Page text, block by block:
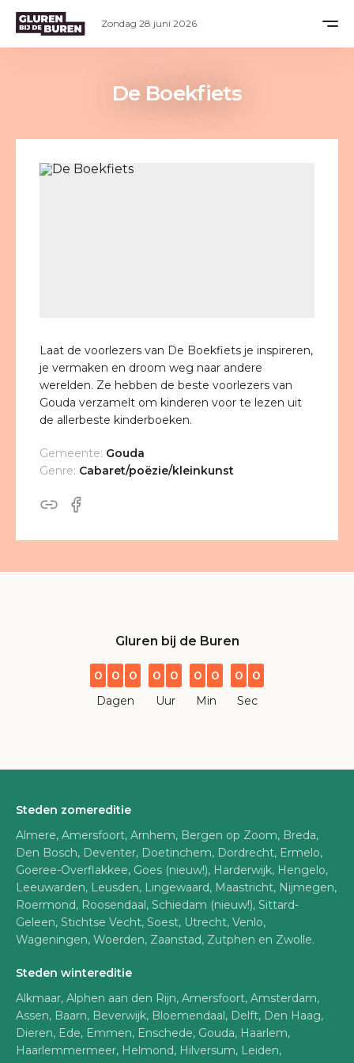
De Boekfiets
Laat de voorlezers van De Boekfiets je inspireren,
je vermaken en droom weg naar andere
werelden. Ze hebben de beste voorlezers van
Gouda verzamelt om kinderen voor te lezen uit
de allerbeste kinderboeken.
Gemeente: Gouda
Genre: Cabaret/poëzie/kleinkunst
Gluren bij de Buren
0 0 0
Dagen
0 0
Uur
0 0
Min
0 0
Sec
Steden zomereditie
Almere, Amersfoort, Arnhem, Bergen op Zoom, Breda,
Den Bosch, Deventer, Doetinchem, Dordrecht, Ermelo,
Goeree-Overflakkee, Goes (nieuw!), Harderwijk, Hengelo,
Leeuwarden, Leusden, Lingewaard, Maastricht, Nijmegen,
Roermond, Roosendaal, Schiedam (nieuw!), Sittard-
Geleen, Stichtse Vecht, Soest, Utrecht, Venlo,
Wageningen, Woerden, Zaanstad, Zutphen en Zwolle.
Steden wintereditie
Alkmaar, Alphen aan den Rijn, Amersfoort, Amsterdam,
Assen, Baarn, Beverwijk, Bloemendaal, Delft, Den Haag,
Dieren, Ede, Emmen, Enschede, Gouda, Haarlem,
Haarlemmermeer, Helmond, Hilversum, Leiden,
Zondag 28 juni 2026